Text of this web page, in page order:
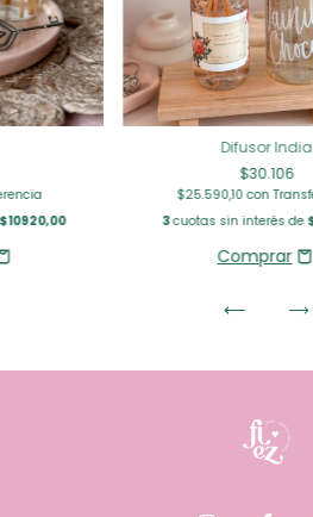
$10920,00
Difusor India
$30.106
$25.590,10 con
3cuotas sin interés de